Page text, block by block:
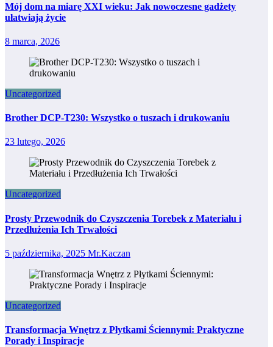
Mój dom na miarę XXI wieku: Jak nowoczesne gadżety
ułatwiają życie
8 marca, 2026
Uncategorized
Brother DCP-T230: Wszystko o tuszach i drukowaniu
23 lutego, 2026
Uncategorized
Prosty Przewodnik do Czyszczenia Torebek z Materiału i
Przedłużenia Ich Trwałości
5 października, 2025 Mr.Kaczan
Uncategorized
Transformacja Wnętrz z Płytkami Ściennymi: Praktyczne
Porady i Inspiracje